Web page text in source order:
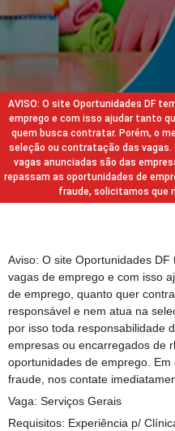
AVISO: O site Oportunidades DF
emprego e com isso ajudar tanto
quem busca contratar. Porém, o
seleção ou contratação das vagas.
vagas anunciadas são das
repassam as oportunidades de
fraude, solicitamos que
Aviso: O site Oportunidades
vagas de emprego e com isso
de emprego, quanto quer
responsável e nem atua na
por isso toda responsabilidade
empresas ou encarregados de
oportunidades de emprego.
fraude, nos contate
Vaga: Serviços Gerais
Requisitos: Experiência p/